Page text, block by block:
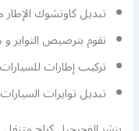
تبديل كاوتشوك
نقوم بترصيص التواير و
تركيب إطارات
تبديل توايرات